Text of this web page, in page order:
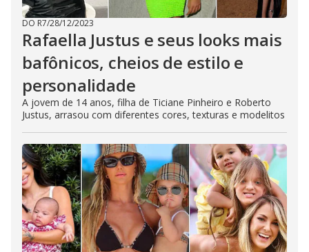
DO R7/28/12/2023
Rafaella Justus e seus looks mais
bafônicos, cheios de estilo e
personalidade
A jovem de 14 anos, filha de Ticiane Pinheiro e Roberto
Justus, arrasou com diferentes cores, texturas e modelitos